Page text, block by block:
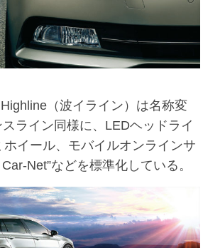
（波イライン）は名称変
ライン同様に、LEDヘッドライ
ホイール、モバイルオンラインサ
Net”などを標準化している。